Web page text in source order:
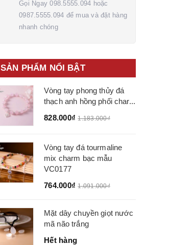
Gọi Ngay 098.5555.094 hoặc
0987.5555.094 để mua và đặt hàng
nhanh chóng
SẢN PHẨM NỔI BẬT
Vòng tay phong thủy đá
thạch anh hồng phối char...
828.000₫ 1.183.000₫
Vòng tay đá tourmaline
mix charm bạc mẫu
VC0177
764.000₫ 1.091.000₫
Mặt dây chuyền giọt nước
mã não trắng
Hết hàng